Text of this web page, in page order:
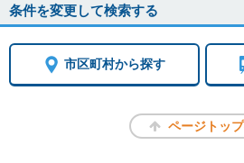
条件を変更して検索する
市区町村から探す
ページトッ